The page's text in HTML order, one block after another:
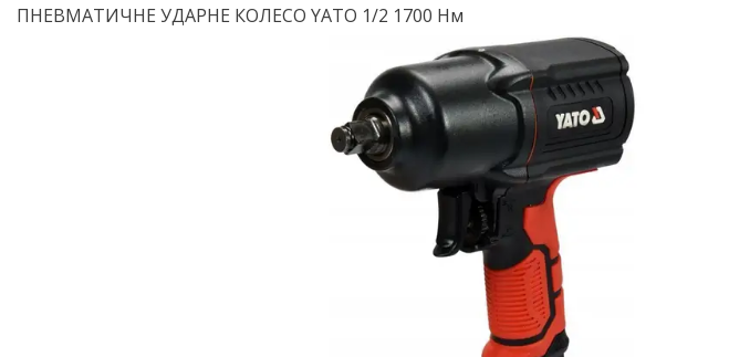
ПНЕВМАТИЧНЕ УДАРНЕ КОЛЕСО YATO 1/2 1700 Нм